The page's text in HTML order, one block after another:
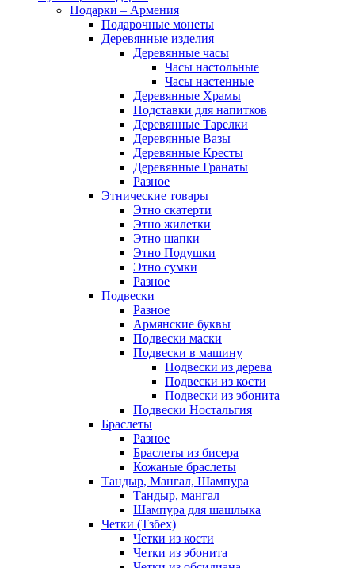
Подарки – Армения
Подарочные монеты
Деревянные изделия
Деревянные часы
Часы настольные
Часы настенные
Деревянные Храмы
Подставки для напитков
Деревянные Тарелки
Деревянные Вазы
Деревянные Кресты
Деревянные Гранаты
Разное
Этнические товары
Этно скатерти
Этно жилетки
Этно шапки
Этно Подушки
Этно сумки
Разное
Подвески
Разное
Армянские буквы
Подвески маски
Подвески в машину
Подвески из дерева
Подвески из кости
Подвески из эбонита
Подвески Ностальгия
Браслеты
Разное
Браслеты из бисера
Кожаные браслеты
Тандыр, Мангал, Шампура
Тандыр, мангал
Шампура для шашлыка
Четки (Тзбех)
Четки из кости
Четки из эбонита